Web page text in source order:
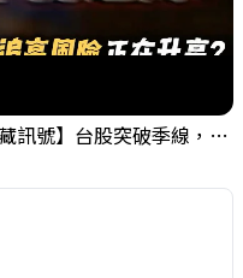
【藏訊號】台股突破季線，週一我提醒了這個關鍵訊號